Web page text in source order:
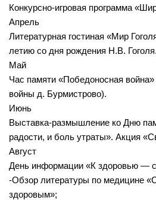
Конкурсно-игровая программа
Апрель
Литературная гостиная «Мир
летию со дня рождения Н.В. Гоголя.
Май
Час памяти «Победоносная
войны д. Бурмистрово).
Июнь
Выставка-размышление ко Дню
радости, и боль утраты». Акция
Август
День информации «К здоровью — с
-Обзор литературы по медицине
здоровым»;